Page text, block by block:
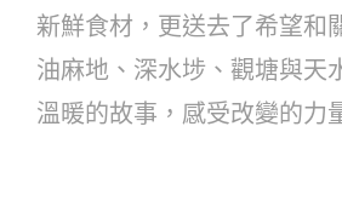
新鮮食材，更送去了希望和
油麻地、深水埗、觀塘與天
溫暖的故事，感受改變的力